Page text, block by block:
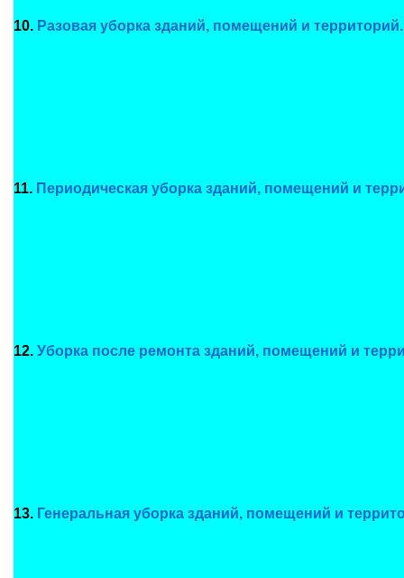
10. Разовая уборка зданий, помещений и территорий.
11. Периодическая уборка зданий, помещений и
12. Уборка после ремонта зданий, помещений и
13. Генеральная уборка зданий, помещений и